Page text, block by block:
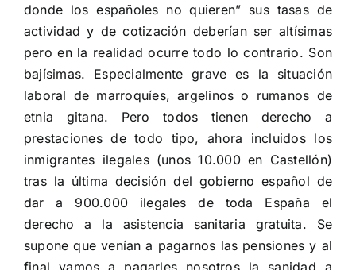
donde los españoles no quieren” sus tasas de
actividad y de cotización deberían ser altísimas
pero en la realidad ocurre todo lo contrario. Son
bajísimas. Especialmente grave es la situación
laboral de marroquíes, argelinos o rumanos de
etnia gitana. Pero todos tienen derecho a
prestaciones de todo tipo, ahora incluidos los
inmigrantes ilegales (unos 10.000 en Castellón)
tras la última decisión del gobierno español de
dar a 900.000 ilegales de toda España el
derecho a la asistencia sanitaria gratuita. Se
supone que venían a pagarnos las pensiones y al
final vamos a pagarles nosotros la sanidad a